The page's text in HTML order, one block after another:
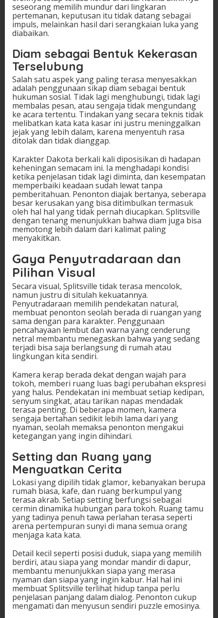
seseorang memilih mundur dari lingkaran
pertemanan, keputusan itu tidak datang sebagai
impuls, melainkan hasil dari serangkaian luka yang
diabaikan.
Diam sebagai Bentuk Kekerasan
Terselubung
Salah satu aspek yang paling terasa menyesakkan
adalah penggunaan sikap diam sebagai bentuk
hukuman sosial. Tidak lagi menghubungi, tidak lagi
membalas pesan, atau sengaja tidak mengundang
ke acara tertentu. Tindakan yang secara teknis tidak
melibatkan kata kata kasar ini justru meninggalkan
jejak yang lebih dalam, karena menyentuh rasa
ditolak dan tidak dianggap.
Karakter Dakota berkali kali diposisikan di hadapan
keheningan semacam ini. Ia menghadapi kondisi
ketika penjelasan tidak lagi diminta, dan kesempatan
memperbaiki keadaan sudah lewat tanpa
pemberitahuan. Penonton diajak bertanya, seberapa
besar kerusakan yang bisa ditimbulkan termasuk
oleh hal hal yang tidak pernah diucapkan. Splitsville
dengan tenang menunjukkan bahwa diam juga bisa
memotong lebih dalam dari kalimat paling
menyakitkan.
Gaya Penyutradaraan dan
Pilihan Visual
Secara visual, Splitsville tidak terasa mencolok,
namun justru di situlah kekuatannya.
Penyutradaraan memilih pendekatan natural,
membuat penonton seolah berada di ruangan yang
sama dengan para karakter. Penggunaan
pencahayaan lembut dan warna yang cenderung
netral membantu menegaskan bahwa yang sedang
terjadi bisa saja berlangsung di rumah atau
lingkungan kita sendiri.
Kamera kerap berada dekat dengan wajah para
tokoh, memberi ruang luas bagi perubahan ekspresi
yang halus. Pendekatan ini membuat setiap kedipan,
senyum singkat, atau tarikan napas mendadak
terasa penting. Di beberapa momen, kamera
sengaja bertahan sedikit lebih lama dari yang
nyaman, seolah memaksa penonton mengakui
ketegangan yang ingin dihindari.
Setting dan Ruang yang
Menguatkan Cerita
Lokasi yang dipilih tidak glamor, kebanyakan berupa
rumah biasa, kafe, dan ruang berkumpul yang
terasa akrab. Setiap setting berfungsi sebagai
cermin dinamika hubungan para tokoh. Ruang tamu
yang tadinya penuh tawa perlahan terasa seperti
arena pertempuran sunyi di mana semua orang
menjaga kata kata.
Detail kecil seperti posisi duduk, siapa yang memilih
berdiri, atau siapa yang mondar mandir di dapur,
membantu menunjukkan siapa yang merasa
nyaman dan siapa yang ingin kabur. Hal hal ini
membuat Splitsville terlihat hidup tanpa perlu
penjelasan panjang dalam dialog. Penonton cukup
mengamati dan menyusun sendiri puzzle emosinya.